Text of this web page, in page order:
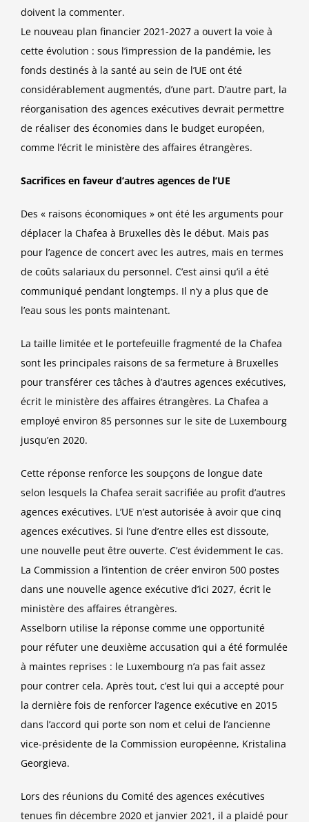
doivent la commenter.
Le nouveau plan financier 2021-2027 a ouvert la voie à
cette évolution : sous l’impression de la pandémie, les
fonds destinés à la santé au sein de l’UE ont été
considérablement augmentés, d’une part. D’autre part, la
réorganisation des agences exécutives devrait permettre
de réaliser des économies dans le budget européen,
comme l’écrit le ministère des affaires étrangères.
Sacrifices en faveur d’autres agences de l’UE
Des « raisons économiques » ont été les arguments pour
déplacer la Chafea à Bruxelles dès le début. Mais pas
pour l’agence de concert avec les autres, mais en termes
de coûts salariaux du personnel. C’est ainsi qu’il a été
communiqué pendant longtemps. Il n’y a plus que de
l’eau sous les ponts maintenant.
La taille limitée et le portefeuille fragmenté de la Chafea
sont les principales raisons de sa fermeture à Bruxelles
pour transférer ces tâches à d’autres agences exécutives,
écrit le ministère des affaires étrangères. La Chafea a
employé environ 85 personnes sur le site de Luxembourg
jusqu’en 2020.
Cette réponse renforce les soupçons de longue date
selon lesquels la Chafea serait sacrifiée au profit d’autres
agences exécutives. L’UE n’est autorisée à avoir que cinq
agences exécutives. Si l’une d’entre elles est dissoute,
une nouvelle peut être ouverte. C’est évidemment le cas.
La Commission a l’intention de créer environ 500 postes
dans une nouvelle agence exécutive d’ici 2027, écrit le
ministère des affaires étrangères.
Asselborn utilise la réponse comme une opportunité
pour réfuter une deuxième accusation qui a été formulée
à maintes reprises : le Luxembourg n’a pas fait assez
pour contrer cela. Après tout, c’est lui qui a accepté pour
la dernière fois de renforcer l’agence exécutive en 2015
dans l’accord qui porte son nom et celui de l’ancienne
vice-présidente de la Commission européenne, Kristalina
Georgieva.
Lors des réunions du Comité des agences exécutives
tenues fin décembre 2020 et janvier 2021, il a plaidé pour